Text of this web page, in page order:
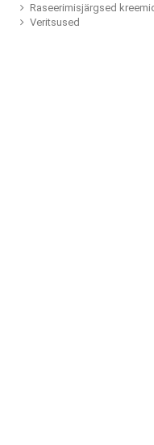
Raseerimisjärgsed
Veritsused